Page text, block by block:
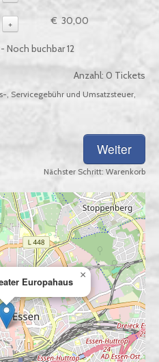
+ € 30,00
Noch buchbar12
Anzahl: 0 Tickets
, Servicegebühr und Umsatzsteuer,
Nächster Schritt: Warenkorb
Europahaus
×